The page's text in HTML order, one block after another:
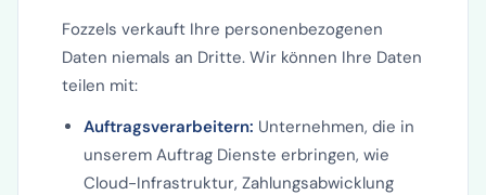
Fozzels verkauft Ihre personenbezogenen
Daten niemals an Dritte. Wir können Ihre Daten
teilen mit:
Auftragsverarbeitern: Unternehmen, die in
unserem Auftrag Dienste erbringen, wie
Cloud-Infrastruktur, Zahlungsabwicklung